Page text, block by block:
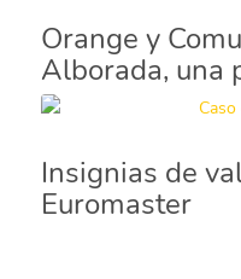
Orange y
Alborada, una
Insignias de
Euromaster